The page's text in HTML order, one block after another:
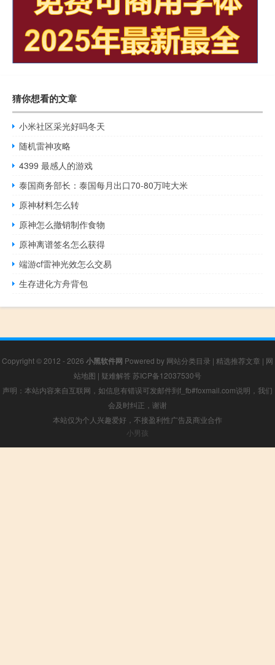
猜你想看的文章
小米社区采光好吗冬天
随机雷神攻略
4399 最感人的游戏
泰国商务部长：泰国每月出口70-80万吨大米
原神材料怎么转
原神怎么撤销制作食物
原神离谱签名怎么获得
端游cf雷神光效怎么交易
生存进化方舟背包
Copyright © 2012 - 2026 小黑软件网 Powered by 网站分类目录 | 精选推荐文章 | 网
站地图 | 疑难解答 苏ICP备12037530号
声明：本站内容来自互联网，如信息有错误可发邮件到f_fb#foxmail.com说明，我们
会及时纠正，谢谢
本站仅为个人兴趣爱好，不接盈利性广告及商业合作
小男孩